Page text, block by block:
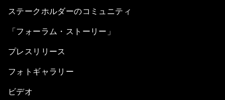
ステークホルダーのコミュニティ
「フォーラム・ストーリー」
プレスリリース
フォトギャラリー
ビデオ